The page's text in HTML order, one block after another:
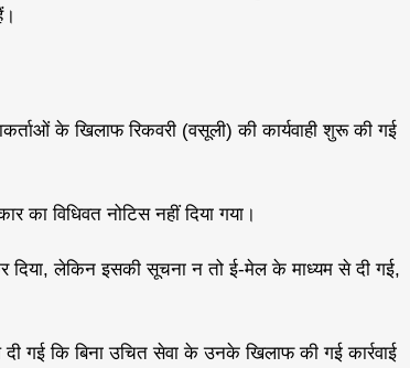
के खिलाफ रिकवरी (वसूली) की कार्यवाही शुरू की गई
का विधिवत नोटिस नहीं दिया गया।
दिया, लेकिन इसकी सूचना न तो ई-मेल के माध्यम से दी गई,
गई कि बिना उचित सेवा के उनके खिलाफ की गई कार्रवाई